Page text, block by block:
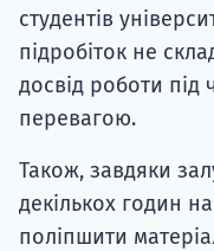
студентів
підробіток не
досвід роботи
перевагою.
Також, завдяки
декількох годин
поліпшити